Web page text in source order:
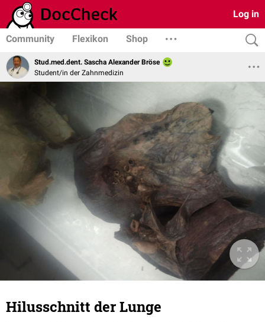
Log in
Community Flexikon Shop
Stud.med.dent. Sascha Alexander Bröse
Student/in der Zahnmedizin
Hilusschnitt der Lunge